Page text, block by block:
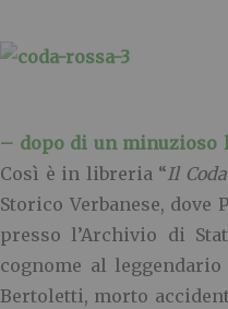
– dopo di un minuzioso
Così è in libreria “Il
Storico Verbanese,
presso l’Archivio di
cognome al
Bertoletti, morto